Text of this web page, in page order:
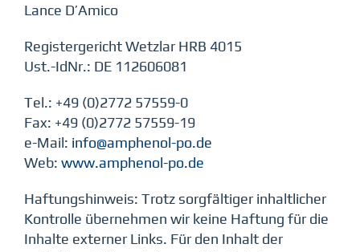
Lance D’Amico
Registergericht Wetzlar HRB 4015
Ust.-IdNr.: DE 112606081
Tel.: +49 (0)2772 57559-0
Fax: +49 (0)2772 57559-19
e-Mail: info@amphenol-po.de
Web: www.amphenol-po.de
Haftungshinweis: Trotz sorgfältiger inhaltlicher
Kontrolle übernehmen wir keine Haftung für die
Inhalte externer Links. Für den Inhalt der